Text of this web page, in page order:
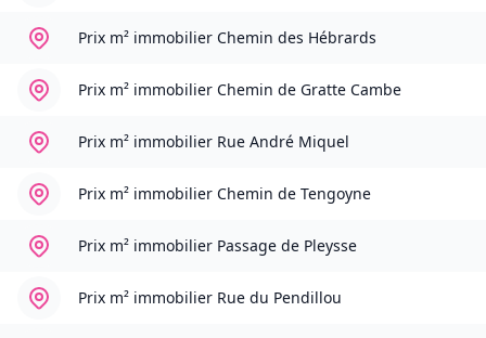
Prix m² immobilier Chemin des Hébrards
Prix m² immobilier Chemin de Gratte Cambe
Prix m² immobilier Rue André Miquel
Prix m² immobilier Chemin de Tengoyne
Prix m² immobilier Passage de Pleysse
Prix m² immobilier Rue du Pendillou